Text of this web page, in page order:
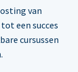
van
een succes
cursussen